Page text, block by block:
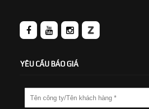
YÊU CẦU BÁO GIÁ